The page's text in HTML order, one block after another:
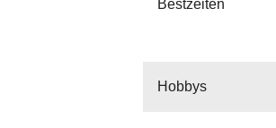
Bestzeiten
Hobbys